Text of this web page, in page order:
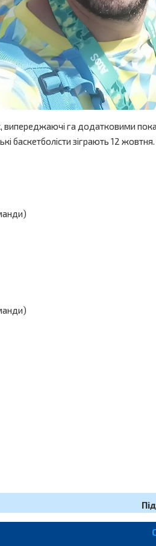
випереджаючі га додатковими
баскетболісти зіграють 12